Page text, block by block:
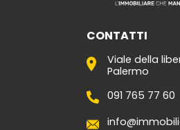
CONTATTI
Viale della
Palermo
091 765 77 60